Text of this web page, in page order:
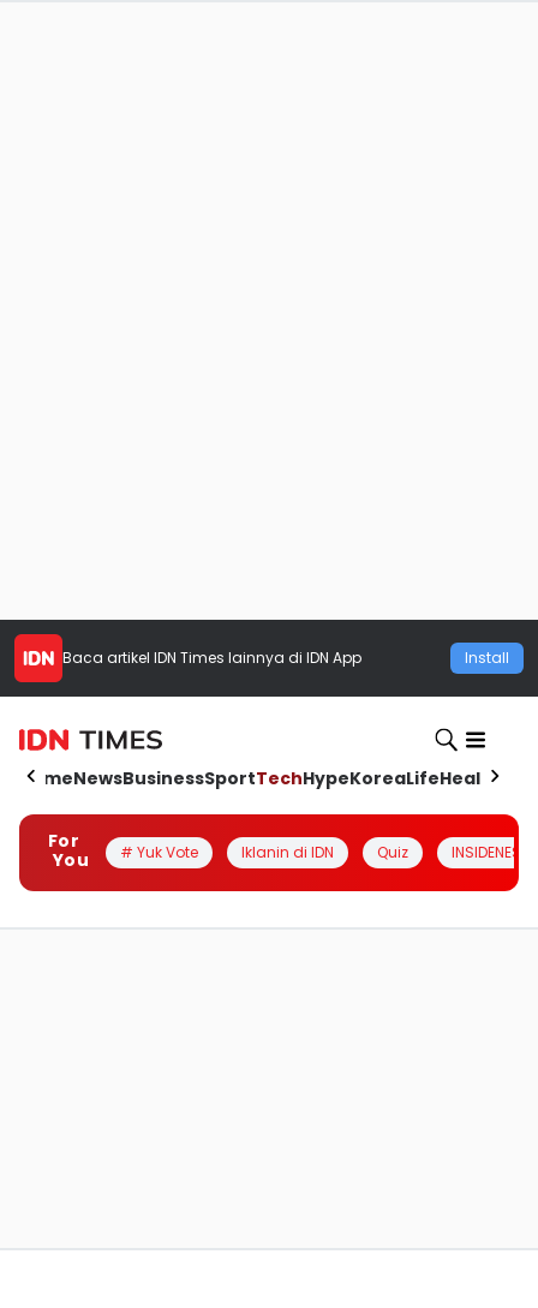
Baca artikel IDN Times lainnya di IDN App Install
HomeNewsBusinessSportTechHypeKoreaLifeHealth
For
You
# Yuk Vote Iklanin di IDN Quiz INSIDENESIA